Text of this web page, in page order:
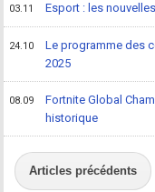
03.11 Esport : les
24.10
Le programme des
2025
08.09
Fortnite Global
historique
Articles précédents